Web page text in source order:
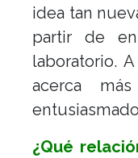
idea tan
partir de
laboratorio.
acerca
¿Qué